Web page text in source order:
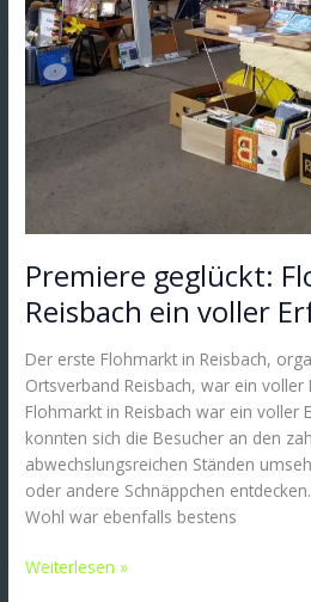
Premiere geglückt:
Reisbach ein voller
Der erste Flohmarkt in Reisbach,
Ortsverband Reisbach, war ein voller
Flohmarkt in Reisbach war ein voller
konnten sich die Besucher an den
abwechslungsreichen Ständen
oder andere Schnäppchen entdecken.
Wohl war ebenfalls bestens
ein
voller
Erfolg
Weiterlesen »